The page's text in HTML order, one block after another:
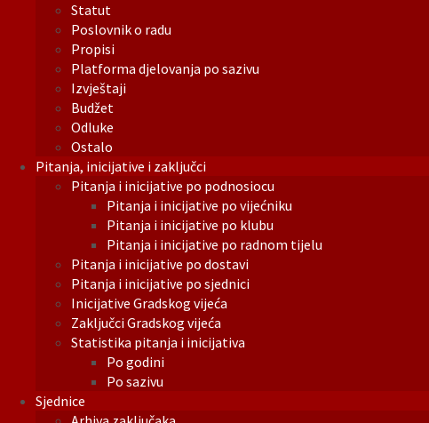
Statut
Poslovnik o radu
Propisi
Platforma djelovanja po sazivu
Izvještaji
Budžet
Odluke
Ostalo
Pitanja, inicijative i zaključci
Pitanja i inicijative po podnosiocu
Pitanja i inicijative po vijećniku
Pitanja i inicijative po klubu
Pitanja i inicijative po radnom tijelu
Pitanja i inicijative po dostavi
Pitanja i inicijative po sjednici
Inicijative Gradskog vijeća
Zaključci Gradskog vijeća
Statistika pitanja i inicijativa
Po godini
Po sazivu
Sjednice